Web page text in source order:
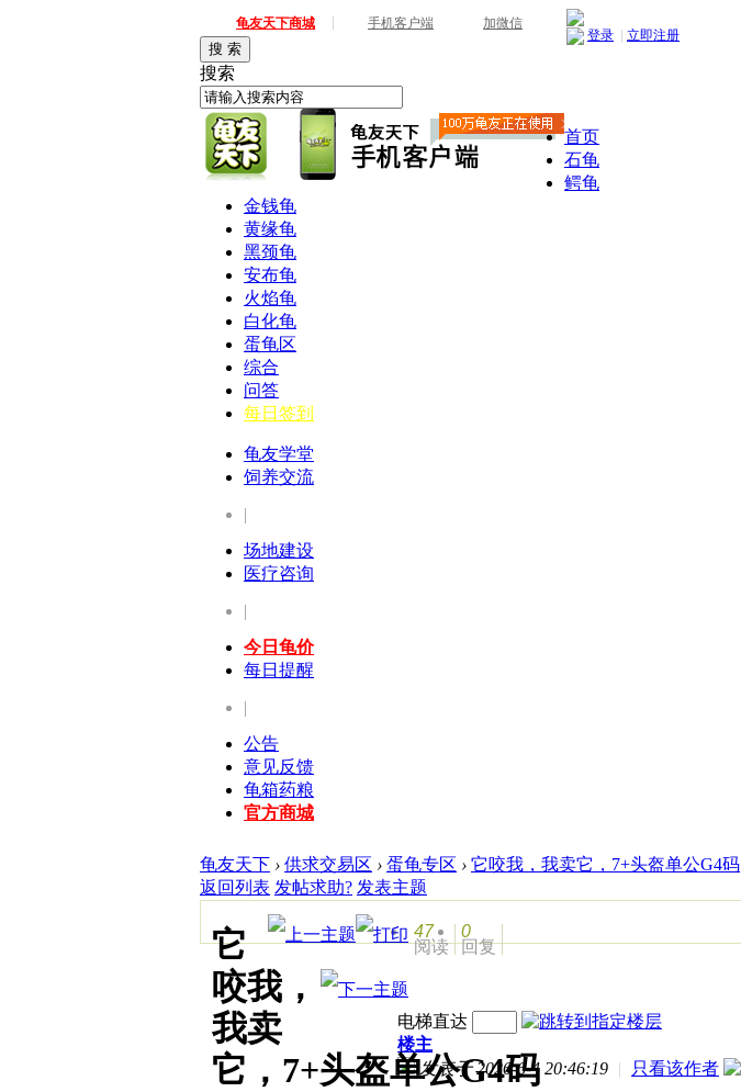
龟友天下商城 手机客户端 加微信
登录 立即注册
搜 索
搜索
首页
石龟
鳄龟
金钱龟
黄缘龟
黑颈龟
安布龟
火焰龟
白化龟
蛋龟区
综合
问答
每日签到
龟友学堂
饲养交流
|
场地建设
医疗咨询
|
今日龟价
每日提醒
|
公告
意见反馈
龟箱药粮
官方商城
龟友天下 › 供求交易区 › 蛋龟专区 › 它咬我，我卖它，7+头盔单公G4码
返回列表 发帖求助? 发表主题
47
阅读
0
回复
它
咬我，
我卖
它，7+头盔单公G4码
电梯直达
楼主
发表于 2026-6-4 20:46:19 | 只看该作者